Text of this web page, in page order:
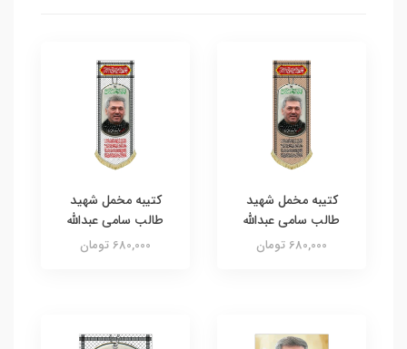
کتیبه مخمل شهید
طالب سامی عبدالله
680,000 تومان
کتیبه مخمل شهید
طالب سامی عبدالله
680,000 تومان